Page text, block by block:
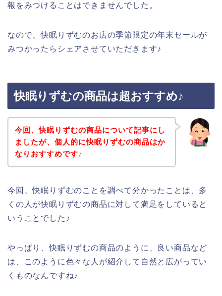
報をみつけることはできませんでした。
なので、快眠りずむのお店の季節限定の年末セールが
みつかったらシェアさせていただきます♪
快眠りずむの商品は超おすすめ♪
今回、快眠りずむの商品について記事にし
ましたが、個人的に快眠りずむの商品はか
なりおすすめです♪
今回、快眠りずむのことを調べて分かったことは、多
くの人が快眠りずむの商品に対して満足をしていると
いうことでした♪
やっぱり、快眠りずむの商品のように、良い商品など
は、このように色々な人が紹介して自然と広がってい
くものなんですね♪